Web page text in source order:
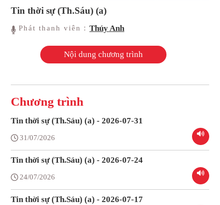
Tin thời sự (Th.Sáu) (a)
Phát thanh viên：Thúy Anh
Nội dung chương trình
Chương trình
Tin thời sự (Th.Sáu) (a) - 2026-07-31
31/07/2026
Tin thời sự (Th.Sáu) (a) - 2026-07-24
24/07/2026
Tin thời sự (Th.Sáu) (a) - 2026-07-17